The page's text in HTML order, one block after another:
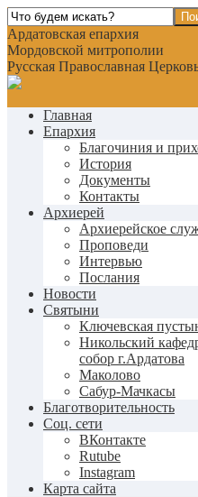
Ардатовская епархия
Мордовской митрополии
Русская Православная
Главная
Епархия
Благочиния и
История
Документы
Контакты
Архиерей
Архиерейское
Проповеди
Интервью
Послания
Новости
Святыни
Ключевская
Никольский
собор г.Ардатова
Маколово
Сабур-Мачкасы
Благотворительность
Соц. сети
ВКонтакте
Rutube
Instagram
Карта сайта